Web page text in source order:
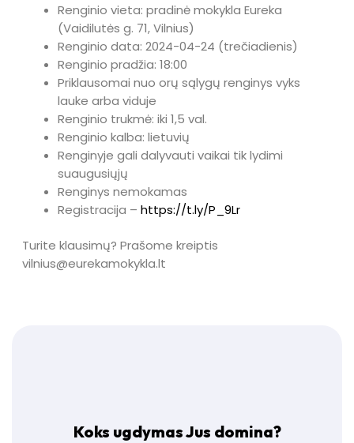
Renginio vieta: pradinė mokykla Eureka
(Vaidilutės g. 71, Vilnius)
Renginio data: 2024-04-24 (trečiadienis)
Renginio pradžia: 18:00
Priklausomai nuo orų sąlygų renginys vyks
lauke arba viduje
Renginio trukmė: iki 1,5 val.
Renginio kalba: lietuvių
Renginyje gali dalyvauti vaikai tik lydimi
suaugusiųjų
Renginys nemokamas
Registracija – https://t.ly/P_9Lr
Turite klausimų? Prašome kreiptis
vilnius@eurekamokykla.lt
Koks ugdymas Jus domina?